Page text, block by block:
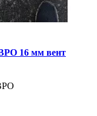
16 мм вент